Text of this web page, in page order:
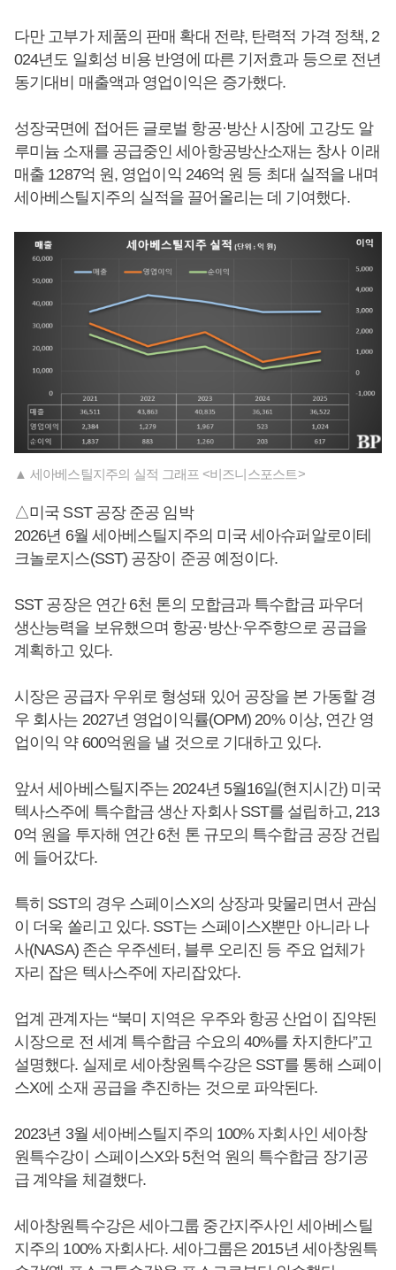
다만 고부가 제품의 판매 확대 전략, 탄력적 가격 정책, 2
024년도 일회성 비용 반영에 따른 기저효과 등으로 전년
동기대비 매출액과 영업이익은 증가했다.
성장국면에 접어든 글로벌 항공·방산 시장에 고강도 알
루미늄 소재를 공급중인 세아항공방산소재는 창사 이래
매출 1287억 원, 영업이익 246억 원 등 최대 실적을 내며
세아베스틸지주의 실적을 끌어올리는 데 기여했다.
▲ 세아베스틸지주의 실적 그래프 <비즈니스포스트>
△미국 SST 공장 준공 임박
2026년 6월 세아베스틸지주의 미국 세아슈퍼알로이테
크놀로지스(SST) 공장이 준공 예정이다.
SST 공장은 연간 6천 톤의 모합금과 특수합금 파우더
생산능력을 보유했으며 항공·방산·우주향으로 공급을
계획하고 있다.
시장은 공급자 우위로 형성돼 있어 공장을 본 가동할 경
우 회사는 2027년 영업이익률(OPM) 20% 이상, 연간 영
업이익 약 600억원을 낼 것으로 기대하고 있다.
앞서 세아베스틸지주는 2024년 5월16일(현지시간) 미국
텍사스주에 특수합금 생산 자회사 SST를 설립하고, 213
0억 원을 투자해 연간 6천 톤 규모의 특수합금 공장 건립
에 들어갔다.
특히 SST의 경우 스페이스X의 상장과 맞물리면서 관심
이 더욱 쏠리고 있다. SST는 스페이스X뿐만 아니라 나
사(NASA) 존슨 우주센터, 블루 오리진 등 주요 업체가
자리 잡은 텍사스주에 자리잡았다.
업계 관계자는 “북미 지역은 우주와 항공 산업이 집약된
시장으로 전 세계 특수합금 수요의 40%를 차지한다”고
설명했다. 실제로 세아창원특수강은 SST를 통해 스페이
스X에 소재 공급을 추진하는 것으로 파악된다.
2023년 3월 세아베스틸지주의 100% 자회사인 세아창
원특수강이 스페이스X와 5천억 원의 특수합금 장기공
급 계약을 체결했다.
세아창원특수강은 세아그룹 중간지주사인 세아베스틸
지주의 100% 자회사다. 세아그룹은 2015년 세아창원특